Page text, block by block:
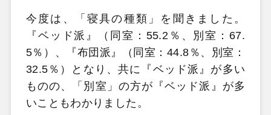
今度は、「寝具の種類」を聞きました。
『ベッド派』（同室：55.2％、別室：67.
5％）、『布団派』（同室：44.8％、別室：
32.5％）となり、共に『ベッド派』が多い
ものの、「別室」の方が『ベッド派』が多
いこともわかりました。